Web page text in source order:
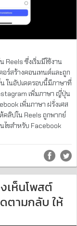
ซึ่งเริ่มมีใช้งาน
ร์สร้างคอนเทนต์และถูก
ในอัปเดตรอบนี้มีภาษาที่
เพิ่มภาษา ญี่ปุ่น
เพิ่มภาษา ฝรั่งเศส
คลิปใน Reels ถูกพากย์
ไขสำหรับ Facebook
เห็นโพสต์
ตามกลับ ให้